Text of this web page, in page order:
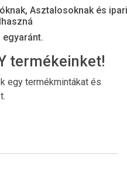
Asztalosoknak és ipari
egyaránt.
termékeinket!
egy termékmintákat és